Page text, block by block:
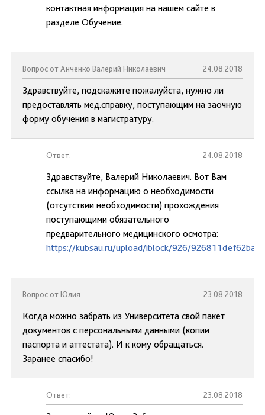
контактная информация на нашем сайте в
разделе Обучение.
Вопрос от Анченко Валерий Николаевич 24.08.2018
Здравствуйте, подскажите пожалуйста, нужно ли
предоставлять мед.справку, поступающим на заочную
форму обучения в магистратуру.
Ответ: 24.08.2018
Здравствуйте, Валерий Николаевич. Вот Вам
ссылка на информацию о необходимости
(отсутствии необходимости) прохождения
поступающими обязательного
предварительного медицинского осмотра:
https://kubsau.ru/upload/iblock/926/
Вопрос от Юлия 23.08.2018
Когда можно забрать из Университета свой пакет
документов с персональными данными (копии
паспорта и аттестата). И к кому обращаться.
Заранее спасибо!
Ответ: 23.08.2018